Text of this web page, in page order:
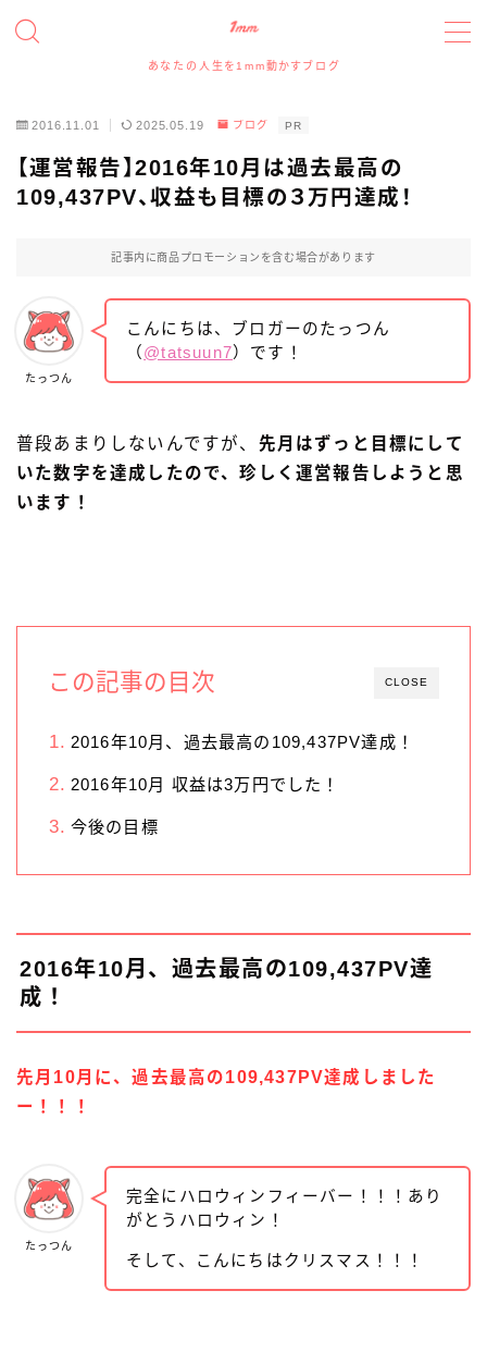
あなたの人生を1mm動かすブログ
アイコン、アイキャッチイラスト、ヘッダー、図解イラ
スポンサー、記事寄稿、記事広告、レビュー等のご依
頼について
お問い合わせフォーム
2016.11.01 2025.05.19 ブログ PR
【運営報告】2016年10月は過去最高の
109,437PV、収益も目標の３万円達成！
記事内に商品プロモーションを含む場合があります
たっつん
こんにちは、ブロガーのたっつん
（ @tatsuun7）です！
普段あまりしないんですが、 先月はずっと目標にして
いた数字を達成したので、珍しく運営報告しようと思
います！
CLOSE
この記事の目次
2016年10月、過去最高の109,437PV達成！
2016年10月 収益は3万円でした！
今後の目標
2016年10月、過去最高の109,437PV達
成！
先月10月に、過去最高の109,437PV達成しました
ー！！！
たっつん
完全にハロウィンフィーバー！！！あり
がとうハロウィン！
そして、こんにちはクリスマス！！！